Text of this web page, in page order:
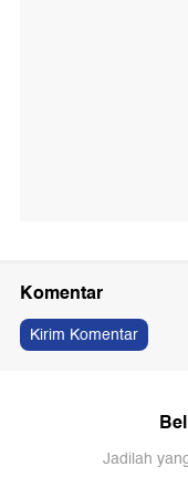
Komentar
Kirim Komentar
Jadilah